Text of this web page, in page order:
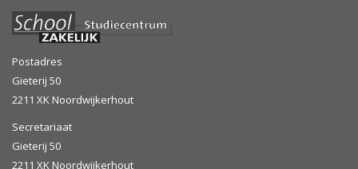
Postadres
Gieterij 50
2211 XK Noordwijkerhout
Secretariaat
Gieterij 50
2211 XK Noordwijkerhout